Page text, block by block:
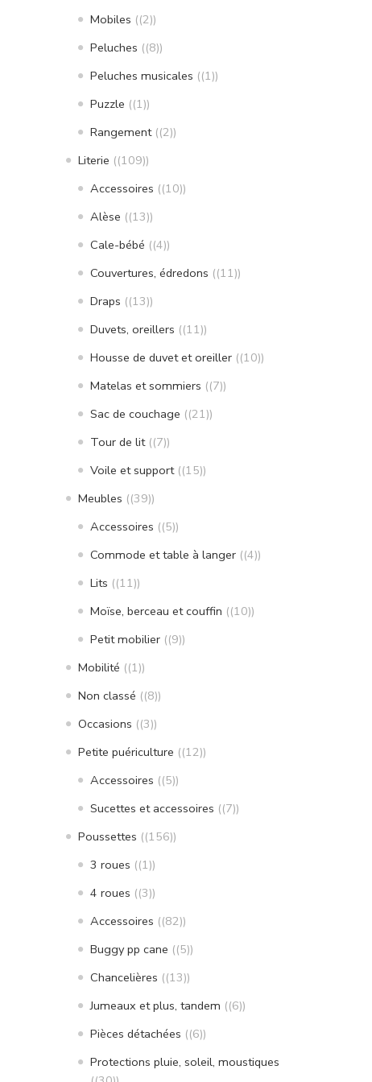
Mobiles (2)
Peluches (8)
Peluches musicales (1)
Puzzle (1)
Rangement (2)
Literie (109)
Accessoires (10)
Alèse (13)
Cale-bébé (4)
Couvertures, édredons (11)
Draps (13)
Duvets, oreillers (11)
Housse de duvet et oreiller (10)
Matelas et sommiers (7)
Sac de couchage (21)
Tour de lit (7)
Voile et support (15)
Meubles (39)
Accessoires (5)
Commode et table à langer (4)
Lits (11)
Moïse, berceau et couffin (10)
Petit mobilier (9)
Mobilité (1)
Non classé (8)
Occasions (3)
Petite puériculture (12)
Accessoires (5)
Sucettes et accessoires (7)
Poussettes (156)
3 roues (1)
4 roues (3)
Accessoires (82)
Buggy pp cane (5)
Chancelières (13)
Jumeaux et plus, tandem (6)
Pièces détachées (6)
Protections pluie, soleil, moustiques